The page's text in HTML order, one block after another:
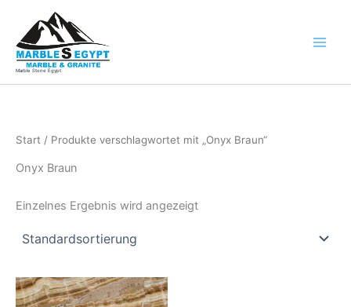
Inhalt
springen
Marble Stone Egypt
Start / Produkte verschlagwortet mit „Onyx Braun“
Onyx Braun
Einzelnes Ergebnis wird angezeigt